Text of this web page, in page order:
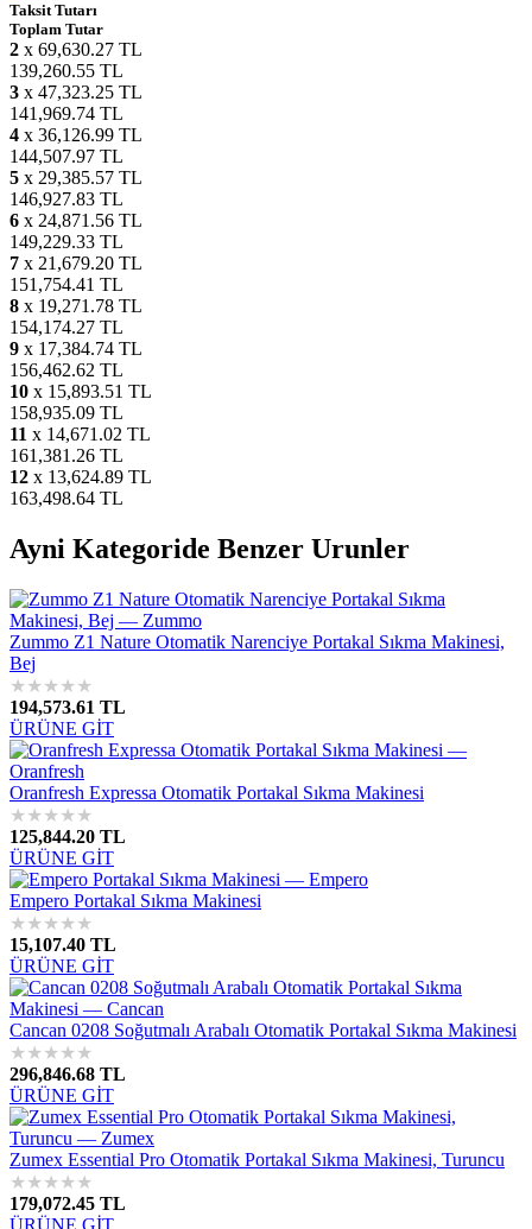
Taksit Tutarı
Toplam Tutar
2 x 69,630.27 TL
139,260.55 TL
3 x 47,323.25 TL
141,969.74 TL
4 x 36,126.99 TL
144,507.97 TL
5 x 29,385.57 TL
146,927.83 TL
6 x 24,871.56 TL
149,229.33 TL
7 x 21,679.20 TL
151,754.41 TL
8 x 19,271.78 TL
154,174.27 TL
9 x 17,384.74 TL
156,462.62 TL
10 x 15,893.51 TL
158,935.09 TL
11 x 14,671.02 TL
161,381.26 TL
12 x 13,624.89 TL
163,498.64 TL
Ayni Kategoride Benzer Urunler
Zummo Z1 Nature Otomatik Narenciye Portakal Sıkma Makinesi,
Bej
★★★★★
194,573.61 TL
ÜRÜNE GİT
Oranfresh Expressa Otomatik Portakal Sıkma Makinesi
★★★★★
125,844.20 TL
ÜRÜNE GİT
Empero Portakal Sıkma Makinesi
★★★★★
15,107.40 TL
ÜRÜNE GİT
Cancan 0208 Soğutmalı Arabalı Otomatik Portakal Sıkma Makinesi
★★★★★
296,846.68 TL
ÜRÜNE GİT
Zumex Essential Pro Otomatik Portakal Sıkma Makinesi, Turuncu
★★★★★
179,072.45 TL
ÜRÜNE GİT